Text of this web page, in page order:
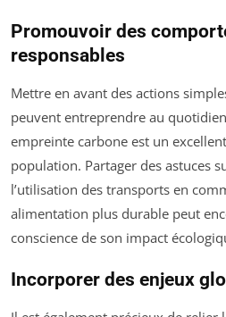
Promouvoir des
responsables
Mettre en avant des actions
peuvent entreprendre au
empreinte carbone est un
population. Partager des astuces
l’utilisation des transports en
alimentation plus durable peut
conscience de son impact
Incorporer des enjeux